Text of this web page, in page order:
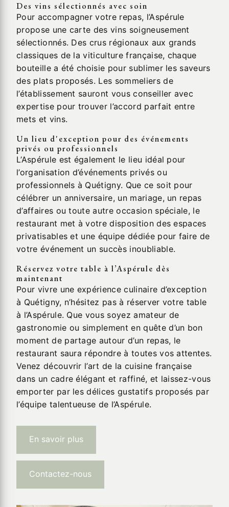
Des vins sélectionnés avec soin
Pour accompagner votre repas, l’Aspérule
propose une carte des vins soigneusement
sélectionnés. Des crus régionaux aux grands
classiques de la viticulture française, chaque
bouteille a été choisie pour sublimer les saveurs
des plats proposés. Les sommeliers de
l’établissement sauront vous conseiller avec
expertise pour trouver l’accord parfait entre
mets et vins.
Un lieu d'exception pour des événements
privés ou professionnels
L’Aspérule est également le lieu idéal pour
l’organisation d’événements privés ou
professionnels à Quétigny. Que ce soit pour
célébrer un anniversaire, un mariage, un repas
d’affaires ou toute autre occasion spéciale, le
restaurant met à votre disposition des espaces
privatisables et une équipe dédiée pour faire de
votre événement un succès inoubliable.
Réservez votre table à l’Aspérule dès
maintenant
Pour vivre une expérience culinaire d’exception
à Quétigny, n’hésitez pas à réserver votre table
à l’Aspérule. Que vous soyez amateur de
gastronomie ou simplement en quête d’un bon
moment de partage autour d’un repas, le
restaurant saura répondre à toutes vos attentes.
Venez découvrir l’art de la cuisine française
dans un cadre élégant et raffiné, et laissez-vous
emporter par les délices gustatifs proposés par
l’équipe talentueuse de l’Aspérule.
En savoir plus
Contactez-nous